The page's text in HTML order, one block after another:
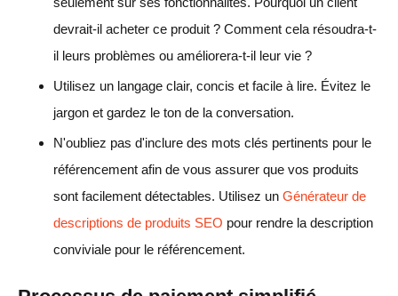
devrait-il acheter ce produit ? Comment cela résoudra-t-
il leurs problèmes ou améliorera-t-il leur vie ?
Utilisez un langage clair, concis et facile à lire. Évitez le
jargon et gardez le ton de la conversation.
N'oubliez pas d'inclure des mots clés pertinents pour le
référencement afin de vous assurer que vos produits
sont facilement détectables. Utilisez un Générateur de
descriptions de produits SEO pour rendre la description
conviviale pour le référencement.